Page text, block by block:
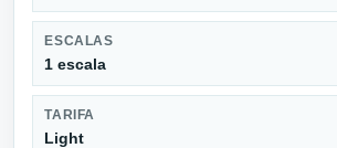
ESCALAS
1 escala
TARIFA
Light